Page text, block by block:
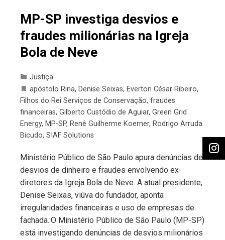
MP-SP investiga desvios e
fraudes milionárias na Igreja
Bola de Neve
Justiça
apóstolo Rina, Denise Seixas, Everton César Ribeiro,
Filhos do Rei Serviços de Conservação, fraudes
financeiras, Gilberto Custódio de Aguiar, Green Grid
Energy, MP-SP, Renê Guilherme Koerner, Rodrigo Arruda
Bicudo, SIAF Solutions
Ministério Público de São Paulo apura denúncias de
desvios de dinheiro e fraudes envolvendo ex-
diretores da Igreja Bola de Neve. A atual presidente,
Denise Seixas, viúva do fundador, aponta
irregularidades financeiras e uso de empresas de
fachada.:O Ministério Público de São Paulo (MP-SP)
está investigando denúncias de desvios milionários